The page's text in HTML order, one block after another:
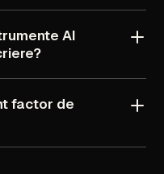
AI
factor de